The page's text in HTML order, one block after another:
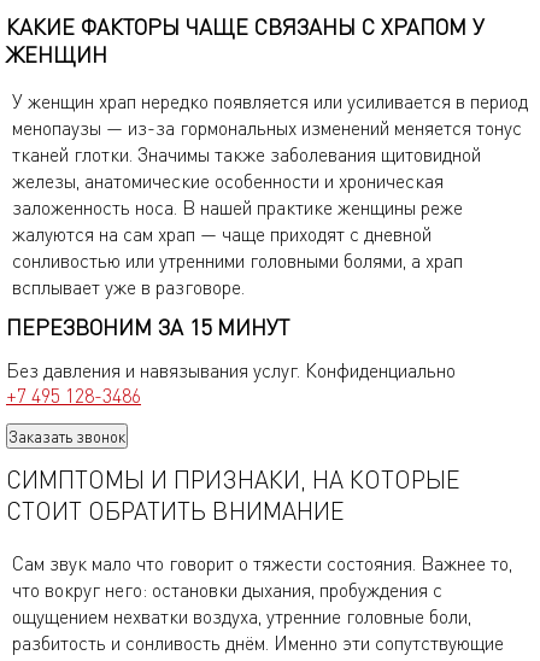
КАКИЕ ФАКТОРЫ ЧАЩЕ СВЯЗАНЫ С ХРАПОМ У
ЖЕНЩИН
У женщин храп нередко появляется или усиливается в период
менопаузы — из-за гормональных изменений меняется тонус
тканей глотки. Значимы также заболевания щитовидной
железы, анатомические особенности и хроническая
заложенность носа. В нашей практике женщины реже
жалуются на сам храп — чаще приходят с дневной
сонливостью или утренними головными болями, а храп
всплывает уже в разговоре.
ПЕРЕЗВОНИМ ЗА 15 МИНУТ
Без давления и навязывания услуг. Конфиденциально
+7 495 128-3486
Заказать звонок
СИМПТОМЫ И ПРИЗНАКИ, НА КОТОРЫЕ
СТОИТ ОБРАТИТЬ ВНИМАНИЕ
Сам звук мало что говорит о тяжести состояния. Важнее то,
что вокруг него: остановки дыхания, пробуждения с
ощущением нехватки воздуха, утренние головные боли,
разбитость и сонливость днём. Именно эти сопутствующие